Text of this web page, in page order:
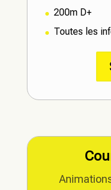
200m D+
Toutes les